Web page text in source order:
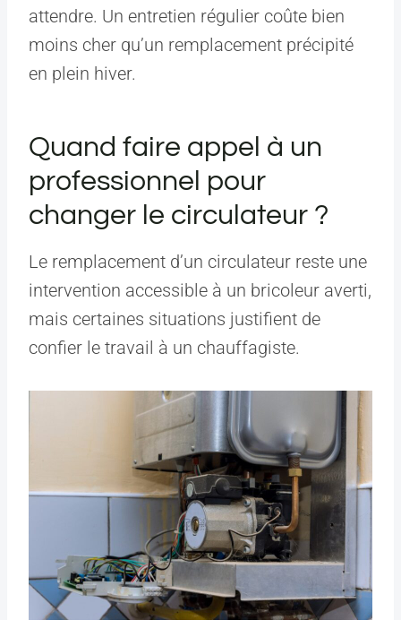
attendre. Un entretien régulier coûte bien
moins cher qu’un remplacement précipité
en plein hiver.
Quand faire appel à un
professionnel pour
changer le circulateur ?
Le remplacement d’un circulateur reste une
intervention accessible à un bricoleur averti,
mais certaines situations justifient de
confier le travail à un chauffagiste.